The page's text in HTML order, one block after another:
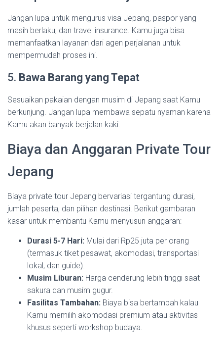
Jangan lupa untuk mengurus visa Jepang, paspor yang
masih berlaku, dan travel insurance. Kamu juga bisa
memanfaatkan layanan dari agen perjalanan untuk
mempermudah proses ini.
5. Bawa Barang yang Tepat
Sesuaikan pakaian dengan musim di Jepang saat Kamu
berkunjung. Jangan lupa membawa sepatu nyaman karena
Kamu akan banyak berjalan kaki.
Biaya dan Anggaran Private Tour
Jepang
Biaya private tour Jepang bervariasi tergantung durasi,
jumlah peserta, dan pilihan destinasi. Berikut gambaran
kasar untuk membantu Kamu menyusun anggaran:
Durasi 5-7 Hari: Mulai dari Rp25 juta per orang
(termasuk tiket pesawat, akomodasi, transportasi
lokal, dan guide).
Musim Liburan: Harga cenderung lebih tinggi saat
sakura dan musim gugur.
Fasilitas Tambahan: Biaya bisa bertambah kalau
Kamu memilih akomodasi premium atau aktivitas
khusus seperti workshop budaya.